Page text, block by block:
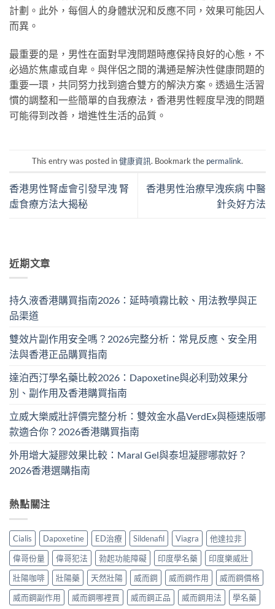
計劃。此外，每個人的身體狀況和反應不同，效果可能因人
而異。
最重要的是，男性在面對早洩問題時應保持良好的心態，不
必過於焦慮或自卑。與伴侶之間的溝通是解決性健康問題的
重要一環，共同努力找到適合雙方的解決方案。透過生活習
慣的調整和一些簡單的自我療法，香港男性輕度早洩的問題
可能得到改善，增進性生活的品質。
This entry was posted in健康資訊. Bookmark the permalink.
香港男性腎虛會引發早洩 腎
虛食療方法大揭秘
香港男性治療早洩疾病 中醫
針灸好方法
近期文章
持久液香港購買指南2026：延時噴霧比較、用法教學與正
品渠道
雙效片副作用安全嗎？2026完整分析：常見反應、安全用
法與香港正品購買指南
達泊西汀學名藥比較2026：Dapoxetine與必利勁效果分
別、副作用及香港購買指南
立威大樂威壯評價完整分析：雙效金水晶VerdEx與極速版哪
款適合你？2026香港購買指南
外用增大凝膠效果比較：Maral Gel與泰坦凝膠哪款好？
2026香港選購指南
熱點關注
Cialis Dapoxetine ED治療 Sildenafil Viagra
他達拉非
偉哥份量
偉哥犯法 勃起功能障礙 印度學名藥
印度樂威壯
壯陽咖啡
壯陽藥 天然壯陽 威而鋼 威而鋼作用
威而鋼價格
威而鋼副作用
威而鋼哪裡買 威而鋼正品 威而鋼用法 學名藥